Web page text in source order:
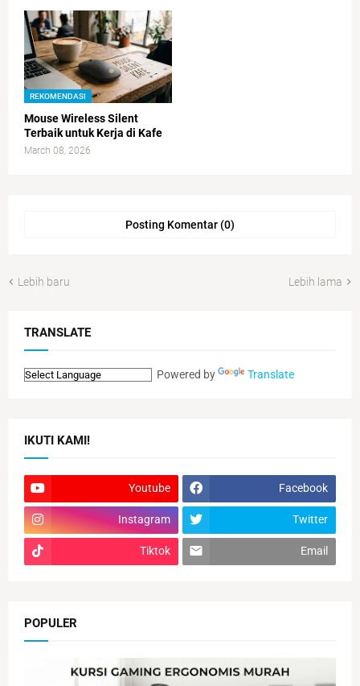
REKOMENDASI
Mouse Wireless Silent
Terbaik untuk Kerja di Kafe
March 08, 2026
Posting Komentar (0)
Lebih baru Lebih lama
TRANSLATE
Powered by Translate
IKUTI KAMI!
Youtube Facebook
Instagram Twitter
Tiktok Email
POPULER